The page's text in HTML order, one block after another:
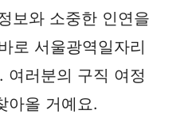
보와 소중한 인연을
로 서울광역일자리
여러분의 구직 여정
아올 거예요.